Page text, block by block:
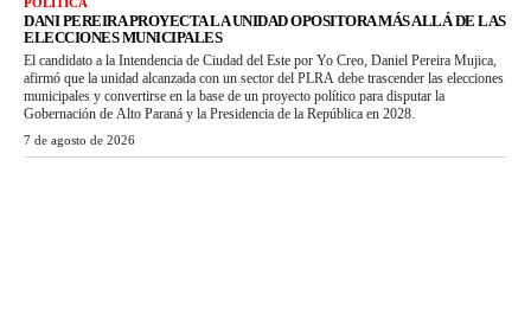
DANI PEREIRA PROYECTA LA UNIDAD OPOSITORA MÁS ALLÁ DE LAS
ELECCIONES MUNICIPALES
El candidato a la Intendencia de Ciudad del Este por Yo Creo, Daniel Pereira Mujica,
afirmó que la unidad alcanzada con un sector del PLRA debe trascender las elecciones
municipales y convertirse en la base de un proyecto político para disputar la
Gobernación de Alto Paraná y la Presidencia de la República en 2028.
7 de agosto de 2026